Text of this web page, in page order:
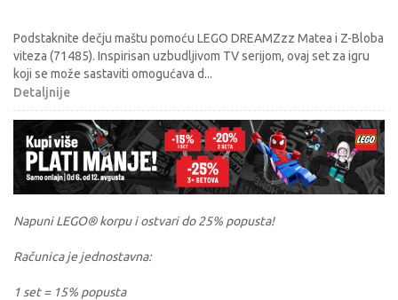
Podstaknite dečju maštu pomoću LEGO DREAMZzz Matea i Z-Bloba
viteza (71485). Inspirisan uzbudljivom TV serijom, ovaj set za igru
koji se može sastaviti omogućava d...
Detaljnije
Napuni LEGO® korpu i ostvari do 25% popusta!
Računica je jednostavna:
1 set = 15% popusta